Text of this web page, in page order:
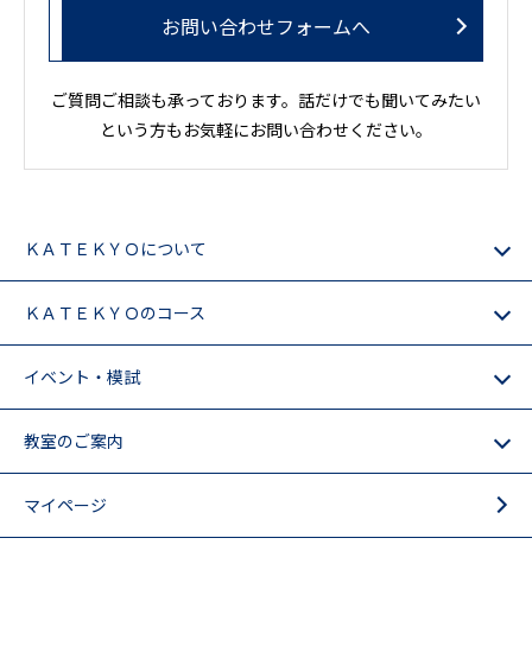
お問い合わせフォームへ
ご質問ご相談も承っております。話だけでも聞いてみたい
という方もお気軽にお問い合わせください。
ＫＡＴＥＫＹＯについて
ＫＡＴＥＫＹＯのコース
イベント・模試
教室のご案内
マイページ